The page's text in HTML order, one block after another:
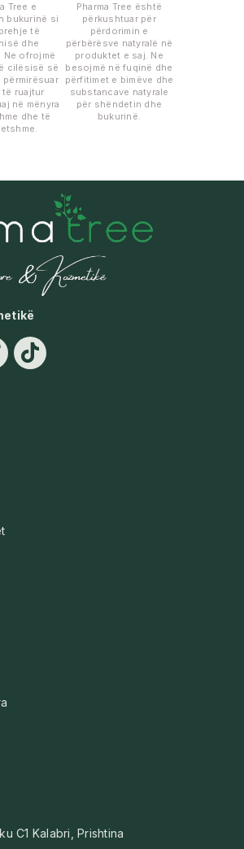
Tree e
bukurinë si
të
dhe
Ne ofrojmë
cilësisë së
përmirësuar
të ruajtur
në mënyra
dhe të
Pharma Tree është
përkushtuar për
përdorimin e
përbërësve natyralë në
produktet e saj. Ne
besojmë në fuqinë dhe
përfitimet e bimëve dhe
substancave natyrale
për shëndetin dhe
bukurinë.
C1 Kalabri, Prishtina